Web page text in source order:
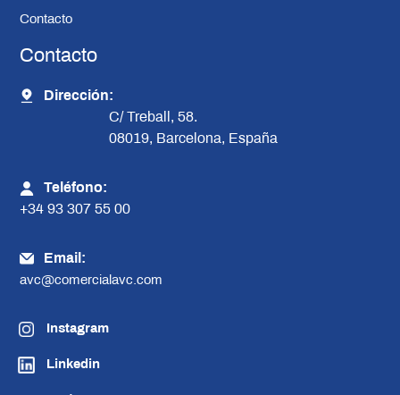
Contacto
Contacto
Dirección:
C/ Treball, 58.
08019, Barcelona, España
Teléfono:
+34 93 307 55 00
Email:
avc@comercialavc.com
Instagram
Linkedin